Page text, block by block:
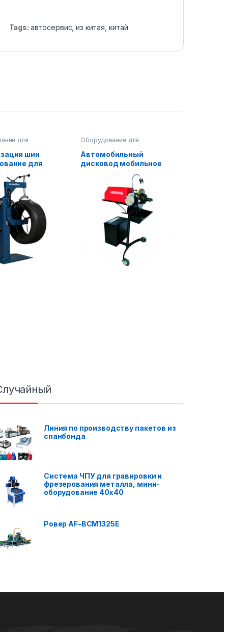
Tags: автосервис ,из китая китай
для
шин
для
AF-
Оборудование для
автосервиса
Автомобильный
дисковод мобильное
устройство AF-SD11
Линия по производству пакетов из
спанбонда
Система ЧПУ для гравировки и
фрезерования металла, мини-
оборудование 40x40
Ровер AF-BCM1325E